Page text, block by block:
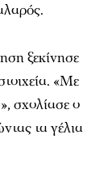
ξεκίνησε
«Με
σχολίασε ο
τα γέλια